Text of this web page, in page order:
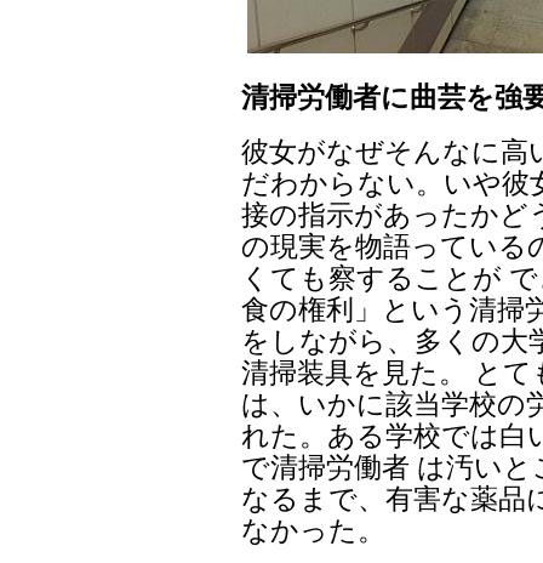
清掃労働者に曲芸を強
彼女がなぜそんなに高
だわからない。いや彼
接の指示があったかど
の現実を物語っている
くても察することが
食の権利」という清掃
をしながら、多くの大
清掃装具を見た。 と
は、いかに該当学校の
れた。ある学校では白
で清掃労働者 は汚い
なるまで、有害な薬品
なかった。